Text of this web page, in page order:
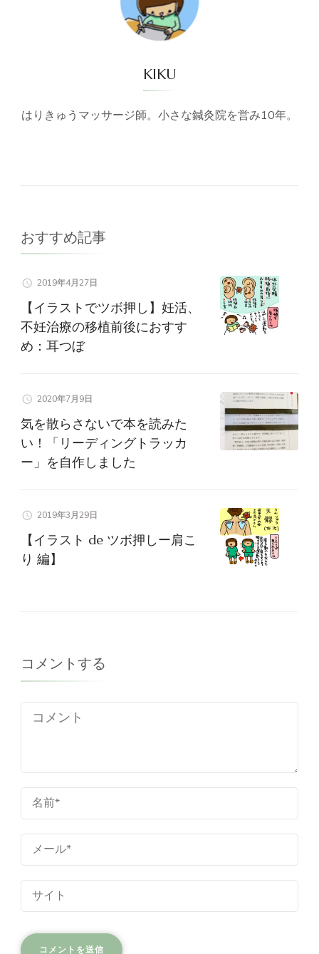
KIKU
はりきゅうマッサージ師。小さな鍼灸院を営み10年。
おすすめ記事
2019年4月27日
【イラストでツボ押し】妊活、
不妊治療の移植前後におすす
め：耳つぼ
2020年7月9日
気を散らさないで本を読みた
い！「リーディングトラッカ
ー」を自作しました
2019年3月29日
【イラスト de ツボ押しー肩こ
り 編】
コメントする